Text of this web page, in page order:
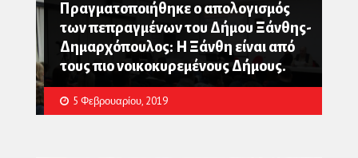
Πραγματοποιήθηκε ο απολογισμός
των πεπραγμένων του Δήμου Ξάνθης-
Δημαρχόπουλος: Η Ξάνθη είναι από
τους πιο νοικοκυρεμένους Δήμους.
5 Φεβρουαρίου, 2019